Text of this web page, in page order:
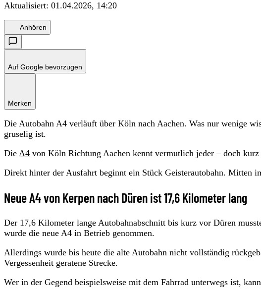
Aktualisiert: 01.04.2026, 14:20
Anhören
Auf Google bevorzugen
Merken
Die Autobahn A4 verläuft über Köln nach Aachen. Was nur wenige
gruselig ist.
Die A4 von Köln Richtung Aachen kennt vermutlich jeder – doch
Direkt hinter der Ausfahrt beginnt ein Stück Geisterautobahn. Mitten
Neue A4 von Kerpen nach Düren ist 17,6 Kilometer lang
Der 17,6 Kilometer lange Autobahnabschnitt bis kurz vor Düren
wurde die neue A4 in Betrieb genommen.
Allerdings wurde bis heute die alte Autobahn nicht vollständig
Vergessenheit geratene Strecke.
Wer in der Gegend beispielsweise mit dem Fahrrad unterwegs ist,